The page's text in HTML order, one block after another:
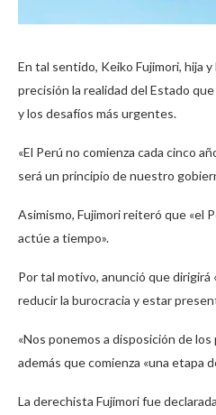
En tal sentido, Keiko Fujimori, hija
precisión la realidad del Estado
y los desafíos más urgentes.
«El Perú no comienza cada cinco
será un principio de nuestro
Asimismo, Fujimori reiteró que «el
actúe a tiempo».
Por tal motivo, anunció que dirigirá
reducir la burocracia y estar
«Nos ponemos a disposición de
además que comienza «una etapa
La derechista Fujimori fue